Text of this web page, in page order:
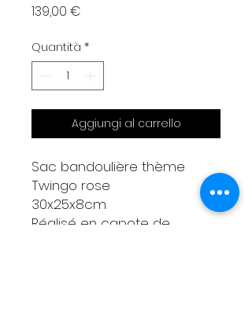
139,00 €
Quantità *
Aggiungi al carrello
Sac bandoulière thème
Twingo rose
30x25x8cm
Réalisé en capote de